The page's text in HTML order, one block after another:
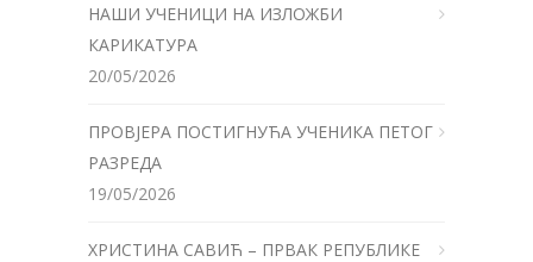
НАШИ УЧЕНИЦИ НА ИЗЛОЖБИ
КАРИКАТУРА
20/05/2026
ПРОВЈЕРА ПОСТИГНУЋА УЧЕНИКА ПЕТОГ
РАЗРЕДА
19/05/2026
ХРИСТИНА САВИЋ – ПРВАК РЕПУБЛИКЕ